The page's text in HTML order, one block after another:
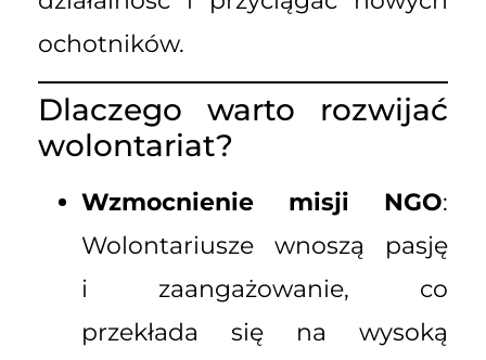
ochotników.
Dlaczego warto rozwijać
wolontariat?
Wzmocnienie misji NGO:
Wolontariusze wnoszą pasję
i zaangażowanie, co
przekłada się na wysoką